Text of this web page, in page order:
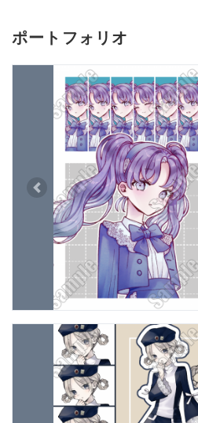
ポートフォリオ
Previous